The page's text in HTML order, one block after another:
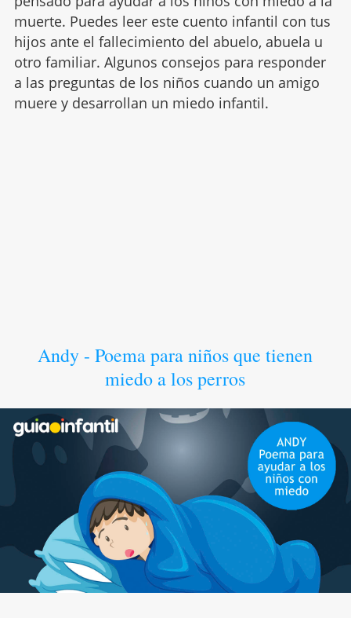
muerte. Puedes leer este cuento infantil con tus
hijos ante el fallecimiento del abuelo, abuela u
otro familiar. Algunos consejos para responder
a las preguntas de los niños cuando un amigo
muere y desarrollan un miedo infantil.
Andy - Poema para niños que tienen
miedo a los perros